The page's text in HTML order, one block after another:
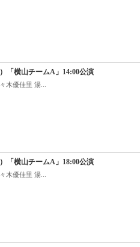
「横山チームA」14:00公演
木優佳里 湯...
「横山チームA」18:00公演
木優佳里 湯...